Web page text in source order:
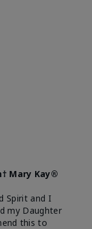
Mary Kay®
Spirit and I
my Daughter
this to